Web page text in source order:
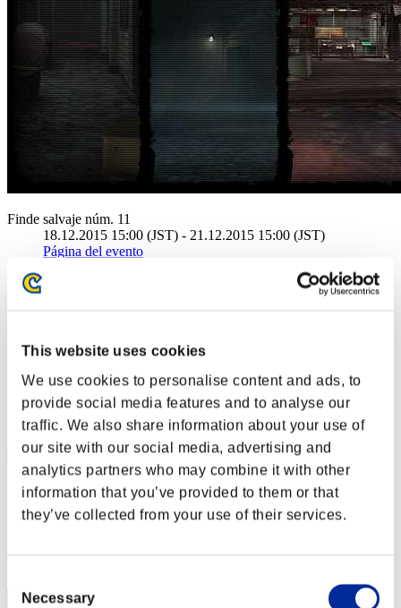
This website uses cookies
We use cookies to personalise content and ads, to
provide social media features and to analyse our
traffic. We also share information about your use of
our site with our social media, advertising and
analytics partners who may combine it with other
information that you’ve provided to them or that
they’ve collected from your use of their services.
Selection
Necessary
Finde salvaje núm. 11
18.12.2015 15:00 (JST) - 21.12.2015 15:00 (JST)
Página del evento
Rankings
Posición
1
Dfactor
Puntos:Missions30/46'33"03